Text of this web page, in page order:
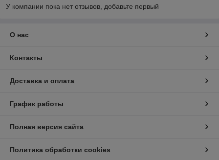
У компании пока нет отзывов, добавьте первый
О нас
Контакты
Доставка и оплата
График работы
Полная версия сайта
Политика обработки cookies